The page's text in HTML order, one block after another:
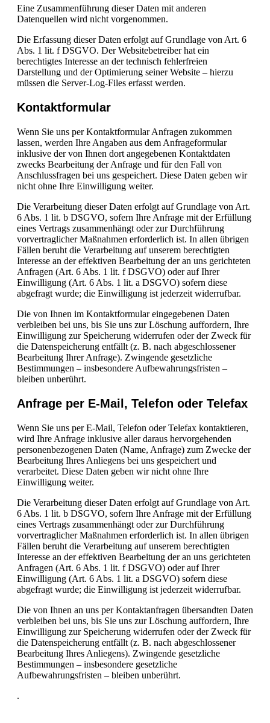
Eine Zusammenführung dieser Daten mit anderen
Datenquellen wird nicht vorgenommen.
Die Erfassung dieser Daten erfolgt auf Grundlage von Art. 6
Abs. 1 lit. f DSGVO. Der Websitebetreiber hat ein
berechtigtes Interesse an der technisch fehlerfreien
Darstellung und der Optimierung seiner Website – hierzu
müssen die Server-Log-Files erfasst werden.
Kontaktformular
Wenn Sie uns per Kontaktformular Anfragen zukommen
lassen, werden Ihre Angaben aus dem Anfrageformular
inklusive der von Ihnen dort angegebenen Kontaktdaten
zwecks Bearbeitung der Anfrage und für den Fall von
Anschlussfragen bei uns gespeichert. Diese Daten geben wir
nicht ohne Ihre Einwilligung weiter.
Die Verarbeitung dieser Daten erfolgt auf Grundlage von Art.
6 Abs. 1 lit. b DSGVO, sofern Ihre Anfrage mit der Erfüllung
eines Vertrags zusammenhängt oder zur Durchführung
vorvertraglicher Maßnahmen erforderlich ist. In allen übrigen
Fällen beruht die Verarbeitung auf unserem berechtigten
Interesse an der effektiven Bearbeitung der an uns gerichteten
Anfragen (Art. 6 Abs. 1 lit. f DSGVO) oder auf Ihrer
Einwilligung (Art. 6 Abs. 1 lit. a DSGVO) sofern diese
abgefragt wurde; die Einwilligung ist jederzeit widerrufbar.
Die von Ihnen im Kontaktformular eingegebenen Daten
verbleiben bei uns, bis Sie uns zur Löschung auffordern, Ihre
Einwilligung zur Speicherung widerrufen oder der Zweck für
die Datenspeicherung entfällt (z. B. nach abgeschlossener
Bearbeitung Ihrer Anfrage). Zwingende gesetzliche
Bestimmungen – insbesondere Aufbewahrungsfristen –
bleiben unberührt.
Anfrage per E-Mail, Telefon oder Telefax
Wenn Sie uns per E-Mail, Telefon oder Telefax kontaktieren,
wird Ihre Anfrage inklusive aller daraus hervorgehenden
personenbezogenen Daten (Name, Anfrage) zum Zwecke der
Bearbeitung Ihres Anliegens bei uns gespeichert und
verarbeitet. Diese Daten geben wir nicht ohne Ihre
Einwilligung weiter.
Die Verarbeitung dieser Daten erfolgt auf Grundlage von Art.
6 Abs. 1 lit. b DSGVO, sofern Ihre Anfrage mit der Erfüllung
eines Vertrags zusammenhängt oder zur Durchführung
vorvertraglicher Maßnahmen erforderlich ist. In allen übrigen
Fällen beruht die Verarbeitung auf unserem berechtigten
Interesse an der effektiven Bearbeitung der an uns gerichteten
Anfragen (Art. 6 Abs. 1 lit. f DSGVO) oder auf Ihrer
Einwilligung (Art. 6 Abs. 1 lit. a DSGVO) sofern diese
abgefragt wurde; die Einwilligung ist jederzeit widerrufbar.
Die von Ihnen an uns per Kontaktanfragen übersandten Daten
verbleiben bei uns, bis Sie uns zur Löschung auffordern, Ihre
Einwilligung zur Speicherung widerrufen oder der Zweck für
die Datenspeicherung entfällt (z. B. nach abgeschlossener
Bearbeitung Ihres Anliegens). Zwingende gesetzliche
Bestimmungen – insbesondere gesetzliche
Aufbewahrungsfristen – bleiben unberührt.
.